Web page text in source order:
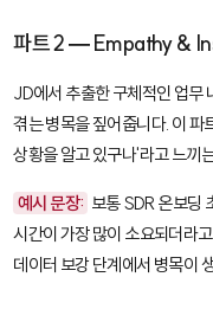
파트 2 — Empathy &
JD에서 추출한 구체적인 업무
겪는 병목을 짚어줍니다. 이 파
상황을 알고 있구나'라고 느끼
예시 문장: 보통 SDR 온보딩
시간이 가장 많이 소요되더라
데이터 보강 단계에서 병목이